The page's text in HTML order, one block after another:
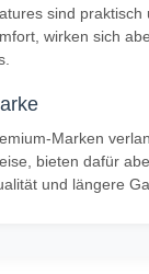
sind praktisch
wirken sich
Marken
bieten dafür
und längere